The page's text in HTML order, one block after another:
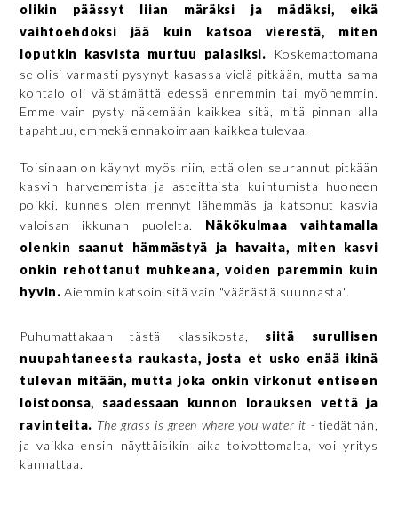
olikin päässyt liian märäksi ja mädäksi, eikä
vaihtoehdoksi jää kuin katsoa vierestä, miten
loputkin kasvista murtuu palasiksi. Koskemattomana
se olisi varmasti pysynyt kasassa vielä pitkään, mutta sama
kohtalo oli väistämättä edessä ennemmin tai myöhemmin.
Emme vain pysty näkemään kaikkea sitä, mitä pinnan alla
tapahtuu, emmekä ennakoimaan kaikkea tulevaa.
Toisinaan on käynyt myös niin, että olen seurannut pitkään
kasvin harvenemista ja asteittaista kuihtumista huoneen
poikki, kunnes olen mennyt lähemmäs ja katsonut kasvia
valoisan ikkunan puolelta. Näkökulmaa vaihtamalla
olenkin saanut hämmästyä ja havaita, miten kasvi
onkin rehottanut muhkeana, voiden paremmin kuin
hyvin.Aiemmin katsoin sitä vain "väärästä suunnasta".
Puhumattakaan tästä klassikosta, siitä surullisen
nuupahtaneesta raukasta, josta et usko enää ikinä
tulevan mitään, mutta joka onkin virkonut entiseen
loistoonsa, saadessaan kunnon lorauksen vettä ja
ravinteita. The grass is green where you water it - tiedäthän,
ja vaikka ensin näyttäisikin aika toivottomalta, voi yritys
kannattaa.